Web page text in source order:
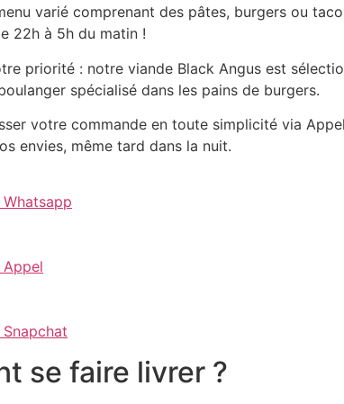
varié comprenant des pâtes, burgers ou
22h à 5h du matin !
priorité : notre viande Black Angus est
spécialisé dans les pains de burgers.
votre commande en toute simplicité via
envies, même tard dans la nuit.
se faire livrer ?